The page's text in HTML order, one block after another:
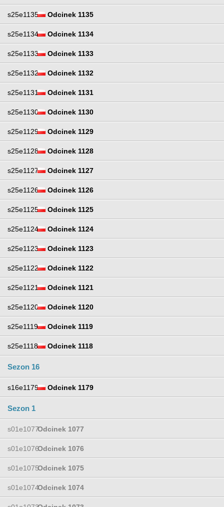
s25e1135 Odcinek 1135
s25e1134 Odcinek 1134
s25e1133 Odcinek 1133
s25e1132 Odcinek 1132
s25e1131 Odcinek 1131
s25e1130 Odcinek 1130
s25e1129 Odcinek 1129
s25e1128 Odcinek 1128
s25e1127 Odcinek 1127
s25e1126 Odcinek 1126
s25e1125 Odcinek 1125
s25e1124 Odcinek 1124
s25e1123 Odcinek 1123
s25e1122 Odcinek 1122
s25e1121 Odcinek 1121
s25e1120 Odcinek 1120
s25e1119 Odcinek 1119
s25e1118 Odcinek 1118
Sezon 16
s16e1179 Odcinek 1179
Sezon 1
s01e1077Odcinek 1077
s01e1076Odcinek 1076
s01e1075Odcinek 1075
s01e1074Odcinek 1074